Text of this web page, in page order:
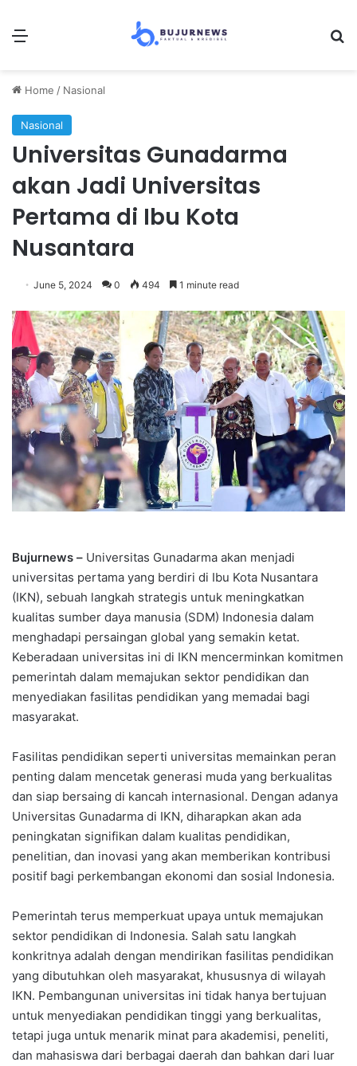
Menu
Home / Nasional
Nasional
Universitas Gunadarma
akan Jadi Universitas
Pertama di Ibu Kota
Nusantara
June 5, 2024 0 494 1 minute read
Bujurnews – Universitas Gunadarma akan menjadi
universitas pertama yang berdiri di Ibu Kota Nusantara
(IKN), sebuah langkah strategis untuk meningkatkan
kualitas sumber daya manusia (SDM) Indonesia dalam
menghadapi persaingan global yang semakin ketat.
Keberadaan universitas ini di IKN mencerminkan komitmen
pemerintah dalam memajukan sektor pendidikan dan
menyediakan fasilitas pendidikan yang memadai bagi
masyarakat.
Fasilitas pendidikan seperti universitas memainkan peran
penting dalam mencetak generasi muda yang berkualitas
dan siap bersaing di kancah internasional. Dengan adanya
Universitas Gunadarma di IKN, diharapkan akan ada
peningkatan signifikan dalam kualitas pendidikan,
penelitian, dan inovasi yang akan memberikan kontribusi
positif bagi perkembangan ekonomi dan sosial Indonesia.
Pemerintah terus memperkuat upaya untuk memajukan
sektor pendidikan di Indonesia. Salah satu langkah
konkritnya adalah dengan mendirikan fasilitas pendidikan
yang dibutuhkan oleh masyarakat, khususnya di wilayah
IKN. Pembangunan universitas ini tidak hanya bertujuan
untuk menyediakan pendidikan tinggi yang berkualitas,
tetapi juga untuk menarik minat para akademisi, peneliti,
dan mahasiswa dari berbagai daerah dan bahkan dari luar